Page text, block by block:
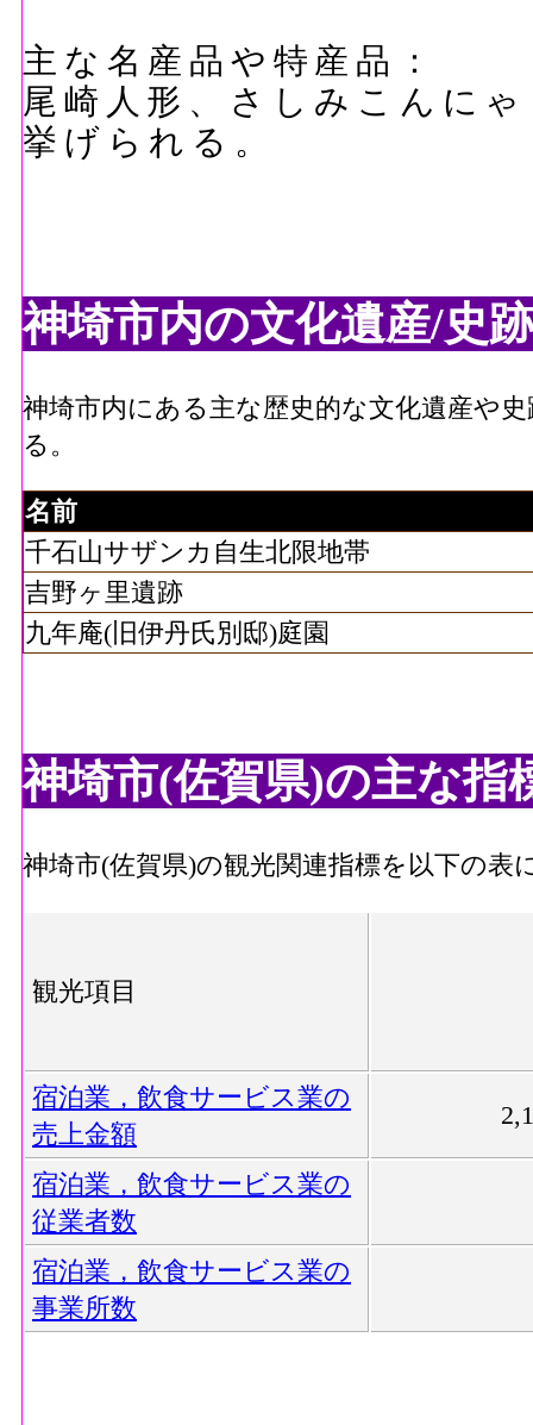
主な名産品や特産品：
尾崎人形、さしみこんに
挙げられる。
神埼市内の文化遺産/史
神埼市内にある主な歴史的な文化遺産や
る。
名前
千石山サザンカ自生北限地帯
吉野ヶ里遺跡
九年庵(旧伊丹氏別邸)庭園
神埼市(佐賀県)の主な指
神埼市(佐賀県)の観光関連指標を以下の表
観光項目
宿泊業，飲食サービス業の
売上金額
宿泊業，飲食サービス業の
従業者数
宿泊業，飲食サービス業の
事業所数